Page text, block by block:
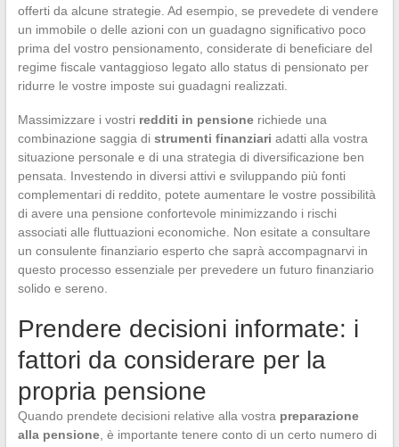
offerti da alcune strategie. Ad esempio, se prevedete di vendere
un immobile o delle azioni con un guadagno significativo poco
prima del vostro pensionamento, considerate di beneficiare del
regime fiscale vantaggioso legato allo status di pensionato per
ridurre le vostre imposte sui guadagni realizzati.
Massimizzare i vostri redditi in pensionerichiede una
combinazione saggia di strumenti finanziari adatti alla vostra
situazione personale e di una strategia di diversificazione ben
pensata. Investendo in diversi attivi e sviluppando più fonti
complementari di reddito, potete aumentare le vostre possibilità
di avere una pensione confortevole minimizzando i rischi
associati alle fluttuazioni economiche. Non esitate a consultare
un consulente finanziario esperto che saprà accompagnarvi in
questo processo essenziale per prevedere un futuro finanziario
solido e sereno.
Prendere decisioni informate: i
fattori da considerare per la
propria pensione
Quando prendete decisioni relative alla vostra preparazione
alla pensione, è importante tenere conto di un certo numero di